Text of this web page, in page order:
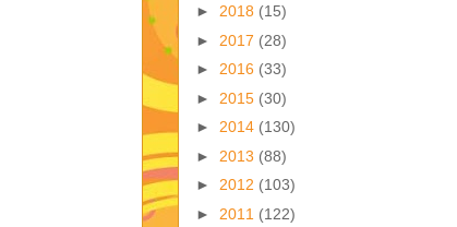
► 2018 (15)
► 2017 (28)
► 2016 (33)
► 2015 (30)
► 2014 (130)
► 2013 (88)
► 2012 (103)
► 2011 (122)